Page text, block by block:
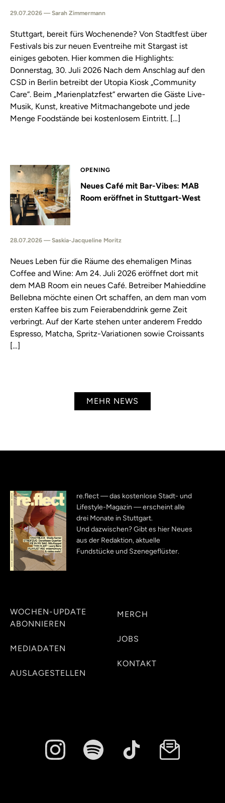
29.07.2026 — Sarah Zimmermann
Stuttgart, bereit fürs Wochenende? Von Stadtfest über
Festivals bis zur neuen Eventreihe mit Stargast ist
einiges geboten. Hier kommen die Highlights:
Donnerstag, 30. Juli 2026 Nach dem Anschlag auf den
CSD in Berlin betreibt der Utopia Kiosk „Community
Care“. Beim „Marienplatzfest“ erwarten die Gäste Live-
Musik, Kunst, kreative Mitmachangebote und jede
Menge Foodstände bei kostenlosem Eintritt. […]
OPENING
Neues Café mit Bar-Vibes: MAB
Room eröffnet in Stuttgart-West
28.07.2026 — Saskia-Jacqueline Moritz
Neues Leben für die Räume des ehemaligen Minas
Coffee and Wine: Am 24. Juli 2026 eröffnet dort mit
dem MAB Room ein neues Café. Betreiber Mahieddine
Bellebna möchte einen Ort schaffen, an dem man vom
ersten Kaffee bis zum Feierabenddrink gerne Zeit
verbringt. Auf der Karte stehen unter anderem Freddo
Espresso, Matcha, Spritz-Variationen sowie Croissants
[…]
MEHR NEWS
re.flect — das kostenlose Stadt- und
Lifestyle-Magazin — erscheint alle
drei Monate in Stuttgart.
Und dazwischen? Gibt es hier Neues
aus der Redaktion, aktuelle
Fundstücke und Szenegeflüster.
WOCHEN-UPDATE
ABONNIEREN
MEDIADATEN
AUSLAGESTELLEN
MERCH
JOBS
KONTAKT